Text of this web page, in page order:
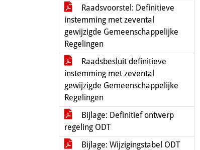
Raadsvoorstel: Definitieve
instemming met zevental
gewijzigde Gemeenschappelijke
Regelingen
Raadsbesluit definitieve
instemming met zevental
gewijzigde Gemeenschappelijke
Regelingen
Bijlage: Definitief ontwerp
regeling ODT
Bijlage: Wijzigingstabel ODT